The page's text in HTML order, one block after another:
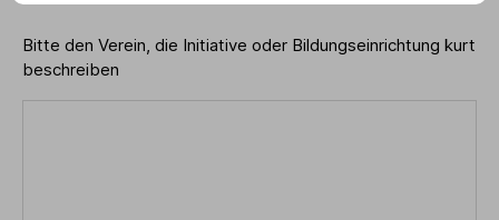
Bitte den Verein, die Initiative oder Bildungseinrichtung kurt
beschreiben